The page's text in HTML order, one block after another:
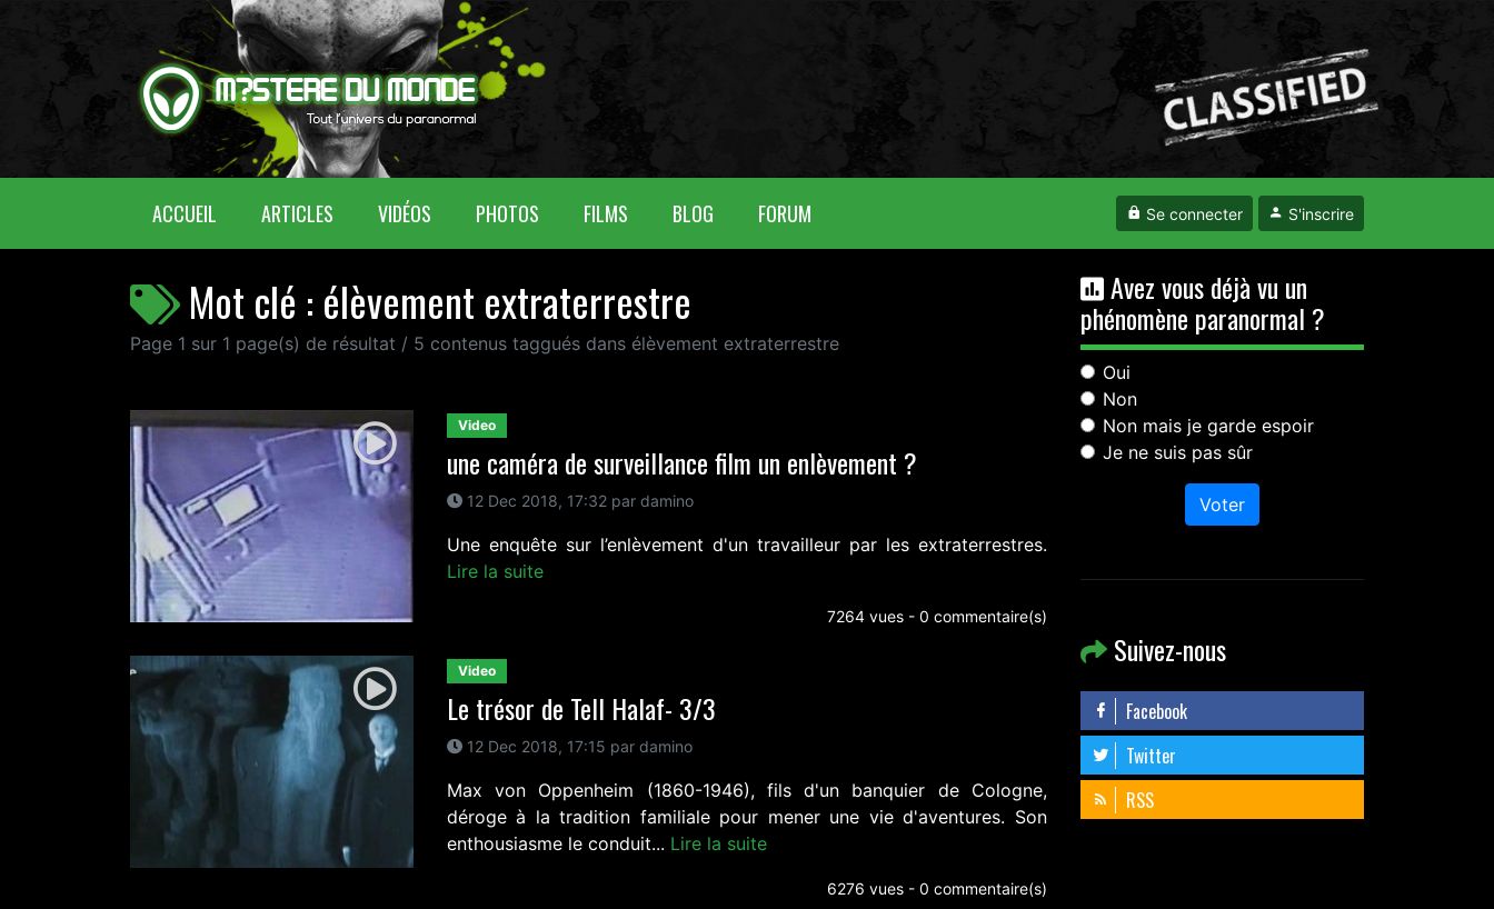
ACCUEIL (CURRENT)ARTICLES VIDÉOS PHOTOS FILMS BLOG FORUM Se connecter S'inscrire
Mot clé : élèvement extraterrestre
Page 1 sur 1 page(s) de résultat / 5 contenus taggués dans élèvement extraterrestre
Video
une caméra de surveillance film un enlèvement ?
12 Dec 2018, 17:32 par damino
Une enquête sur l’enlèvement d'un travailleur par les extraterrestres.
Lire la suite
7264 vues - 0 commentaire(s)
Video
Le trésor de Tell Halaf- 3/3
12 Dec 2018, 17:15 par damino
Max von Oppenheim (1860-1946), fils d'un banquier de Cologne,
déroge à la tradition familiale pour mener une vie d'aventures. Son
enthousiasme le conduit... Lire la suite
6276 vues - 0 commentaire(s)
Avez vous déjà vu un
phénomène paranormal ?
Oui
Non
Non mais je garde espoir
Je ne suis pas sûr
Voter
Suivez-nous
Facebook
Twitter
RSS